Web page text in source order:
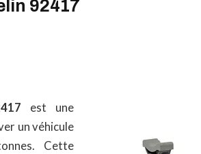
92417
est une
un véhicule
Cette